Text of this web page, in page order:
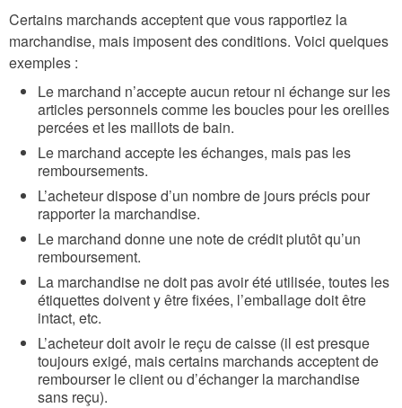
Certains marchands acceptent que vous rapportiez la
marchandise, mais imposent des conditions. Voici quelques
exemples :
Le marchand n’accepte aucun retour ni échange sur les
articles personnels comme les boucles pour les oreilles
percées et les maillots de bain.
Le marchand accepte les échanges, mais pas les
remboursements.
L’acheteur dispose d’un nombre de jours précis pour
rapporter la marchandise.
Le marchand donne une note de crédit plutôt qu’un
remboursement.
La marchandise ne doit pas avoir été utilisée, toutes les
étiquettes doivent y être fixées, l’emballage doit être
intact, etc.
L’acheteur doit avoir le reçu de caisse (il est presque
toujours exigé, mais certains marchands acceptent de
rembourser le client ou d’échanger la marchandise
sans reçu).